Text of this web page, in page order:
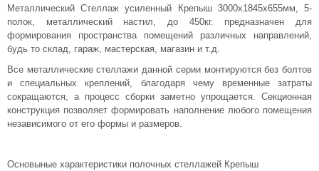
Металлический Стеллаж усиленный Крепыш 3000х1845х655мм, 5-
полок, металлический настил, до 450кг. предназначен для
формирования пространства помещений различных направлений,
будь то склад, гараж, мастерская, магазин и т.д.
Все металлические стеллажи данной серии монтируются без болтов
и специальных креплений, благодаря чему временные затраты
сокращаются, а процесс сборки заметно упрощается. Секционная
конструкция позволяет формировать наполнение любого помещения
независимого от его формы и размеров.
Основыные характеристики полочных стеллажей Крепыш